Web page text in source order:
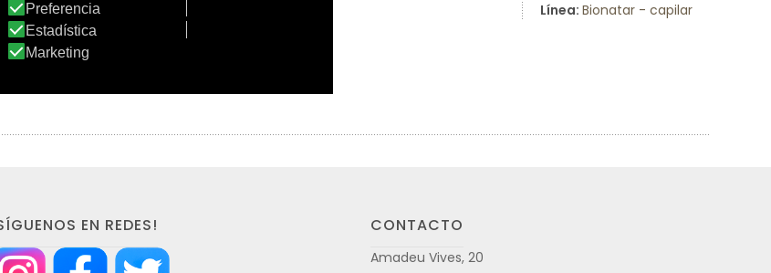
Línea: Bionatar - capilar
EN REDES! CONTACTO
Amadeu Vives, 20